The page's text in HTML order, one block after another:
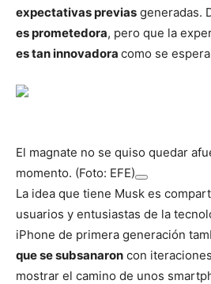
expectativas previas generadas.
es prometedora, pero que la
es tan innovadora como se
El magnate no se quiso quedar
momento. (Foto: EFE)
La idea que tiene Musk es
usuarios y entusiastas de la
iPhone de primera generación
que se subsanaron con
mostrar el camino de unos